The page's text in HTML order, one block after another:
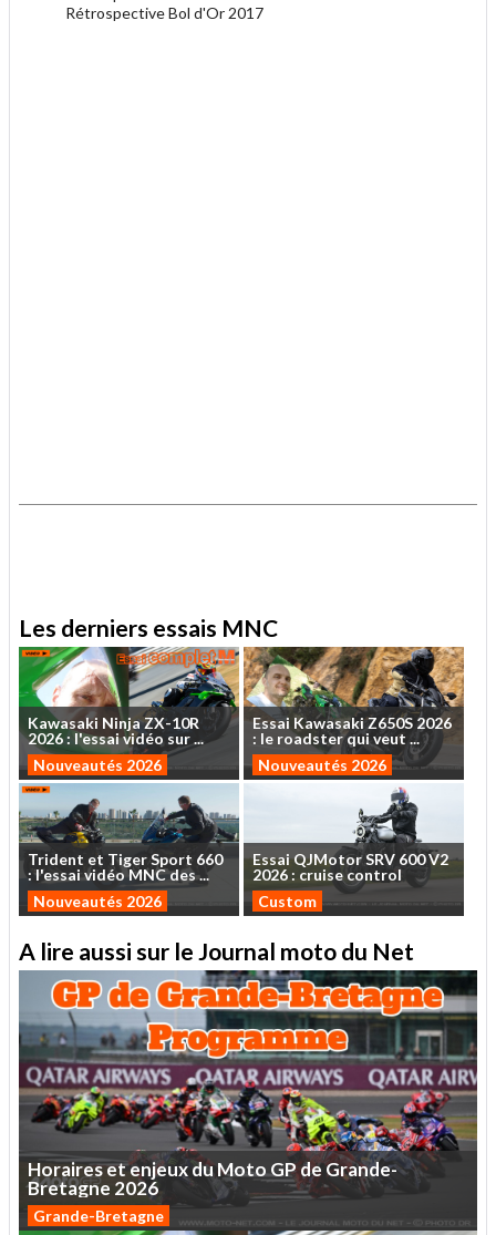
Rétrospective Bol d'Or 2017
Les derniers essais MNC
Kawasaki NinjaZX-10R
2026: l'essaividéo sur...
Nouveautés 2026
Essai KawasakiZ650S 2026
: le roadsterquiveut ...
Nouveautés 2026
Trident et TigerSport 660
: l'essaividéoMNCdes...
Nouveautés 2026
EssaiQJMotorSRV 600V2
2026 : cruise control
Custom
A lire aussi sur le Journal moto du Net
HorairesetenjeuxduMotoGPdeGrande-
Bretagne 2026
Grande-Bretagne